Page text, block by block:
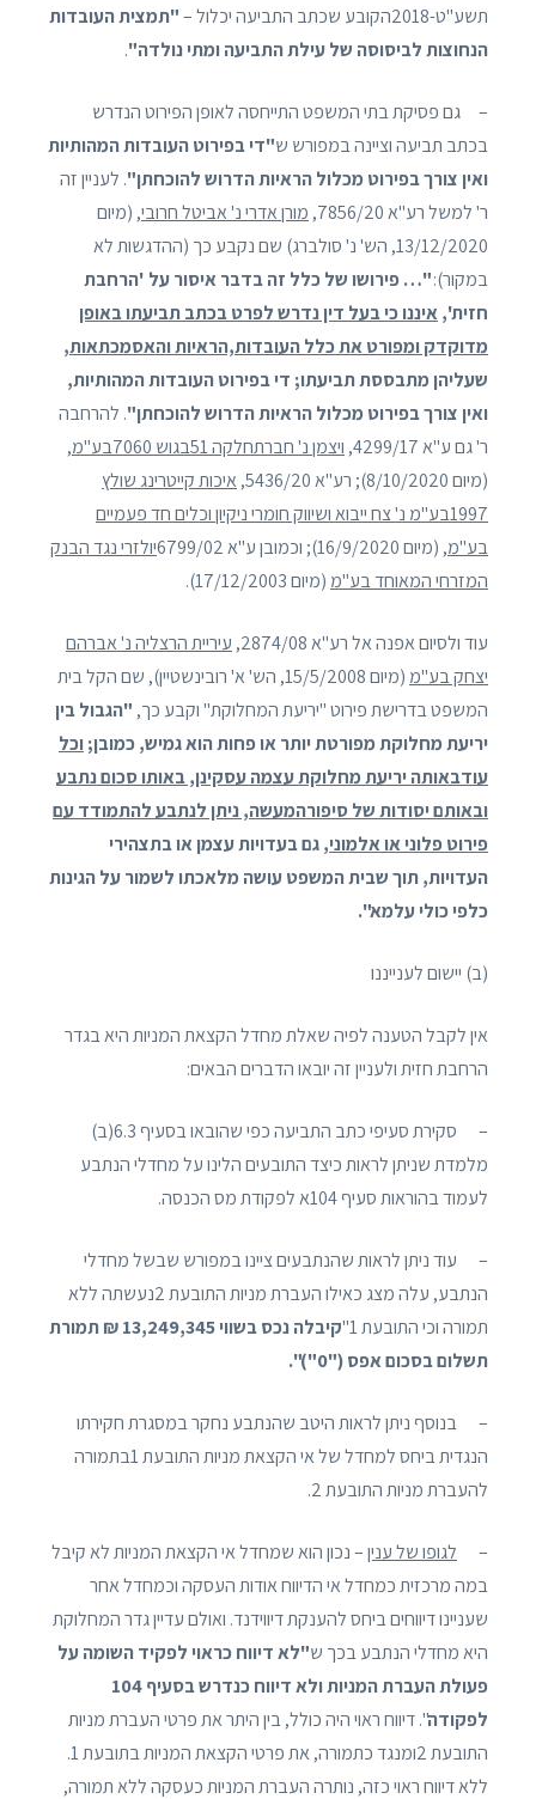
תשע"ט-2018הקובע שכתב התביעה יכלול –
"תמצית העובדות
הנחוצות לביסוסה של עילת התביעה ומתי נולדה".
– גם פסיקת בתי המשפט התייחסה לאופן הפירוט הנדרש
בכתב תביעה וציינה במפורש ש"די בפירוט העובדות המהותיות
ואין צורך בפירוט מכלול הראיות הדרוש להוכחתן". לעניין זה
ר' למשל רע"א 7856/20,
מורן אדרי נ' אביטל חרובי, (מיום
13/12/2020, הש' נ' סולברג) שם נקבע כך (ההדגשות לא
במקור):"… פירושו של כלל זה בדבר איסור על 'הרחבת
חזית', איננו כי בעל דין נדרש לפרט בכתב תביעתו באופן
מדוקדק ומפורט את כלל העובדות,הראיות והאסמכתאות,
שעליהן מתבססת תביעתו; די בפירוט העובדות המהותיות,
ואין צורך בפירוט מכלול הראיות הדרוש להוכחתן". להרחבה
ר' גם ע"א 4299/17,
ויצמן נ' חברתחלקה 51בגוש 7060בע"מ
,
(מיום 8/10/2020); רע"א 5436/20,
איכות קייטרינג שולץ
1997בע"מ נ' צח ייבוא ושיווק חומרי ניקיון וכלים חד פעמיים
בע"מ, (מיום 16/9/2020); וכמובן ע"א 6799/02
יולזרי נגד הבנק
המזרחי המאוחד בע"מ (מיום 17/12/2003).
עוד ולסיום אפנה אל רע"א 2874/08,
עיריית הרצליה נ' אברהם
יצחק בע"מ
(מיום 15/5/2008, הש' א' רובינשטיין), שם הקל בית
המשפט בדרישת פירוט "יריעת המחלוקת" וקבע כך, "הגבול בין
יריעת מחלוקת מפורטת יותר או פחות הוא גמיש, כמובן;וכל
עודבאותה יריעת מחלוקת עצמה עסקינן, באותו סכום נתבע
ובאותם יסודות של סיפורהמעשה, ניתן לנתבע להתמודד עם
פירוט פלוני או אלמוני, גם בעדויות עצמן או בתצהירי
העדויות, תוך שבית המשפט עושה מלאכתו לשמור על הגינות
כלפי כולי עלמא".
(ב) יישום לענייננו
אין לקבל הטענה לפיה שאלת מחדל הקצאת המניות היא בגדר
הרחבת חזית ולעניין זה יובאו הדברים הבאים:
– סקירת סעיפי כתב התביעה כפי שהובאו בסעיף 6.3(ב)
מלמדת שניתן לראות כיצד התובעים הלינו על מחדלי הנתבע
לעמוד בהוראות סעיף 104א לפקודת מס הכנסה.
– עוד ניתן לראות שהנתבעים ציינו במפורש שבשל מחדלי
הנתבע, עלה מצג כאילו העברת מניות התובעת 2נעשתה ללא
תמורה וכי התובעת 1"
קיבלה נכס בשווי 13,249,345 ₪ תמורת
תשלום בסכום אפס("0")".
– בנוסף ניתן לראות היטב שהנתבע נחקר במסגרת חקירתו
הנגדית ביחס למחדל של אי הקצאת מניות התובעת 1בתמורה
להעברת מניות התובעת 2.
– לגופו של ענין– נכון הוא שמחדל אי הקצאת המניות לא קיבל
במה מרכזית כמחדל אי הדיווח אודות העסקה וכמחדל אחר
שעניינו דיווחים ביחס להענקת דיווידנד. ואולם עדיין גדר המחלוקת
היא מחדלי הנתבע בכך ש"לא דיווח כראוי לפקיד השומה על
פעולת העברת המניות ולא דיווח כנדרש בסעיף 104
לפקודה". דיווח ראוי היה כולל, בין היתר את פרטי העברת מניות
התובעת 2ומנגד כתמורה, את פרטי הקצאת המניות בתובעת 1.
ללא דיווח ראוי כזה, נותרה העברת המניות כעסקה ללא תמורה,